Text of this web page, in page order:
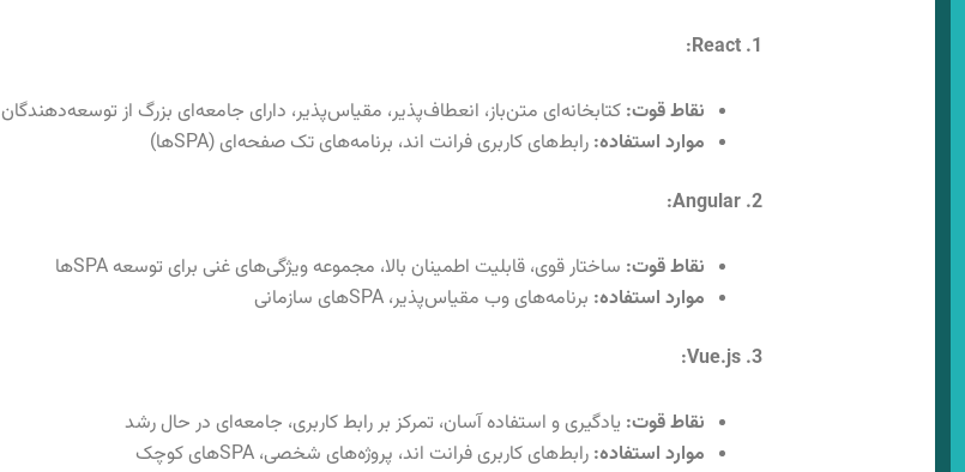
1. React:
نقاط قوت: کتابخانه‌ای متن‌باز، انعطاف‌پذیر، مقیاس‌پذیر، دارای جامعه‌ای بزرگ از توسعه‌دهندگان
موارد استفاده: رابط‌های کاربری فرانت‌ اند، برنامه‌های تک صفحه‌ای (SPAها)
2. Angular:
نقاط قوت: ساختار قوی، قابلیت اطمینان بالا، مجموعه ویژگی‌های غنی برای توسعه SPAها
موارد استفاده: برنامه‌های وب مقیاس‌پذیر، SPAهای سازمانی
3. Vue.js:
نقاط قوت: یادگیری و استفاده آسان، تمرکز بر رابط کاربری، جامعه‌ای در حال رشد
موارد استفاده: رابط‌های کاربری فرانت‌ اند، پروژه‌های شخصی، SPAهای کوچک